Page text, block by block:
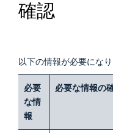
確認
以下の情報が必要にな
必要
な情
報
必要な情報の